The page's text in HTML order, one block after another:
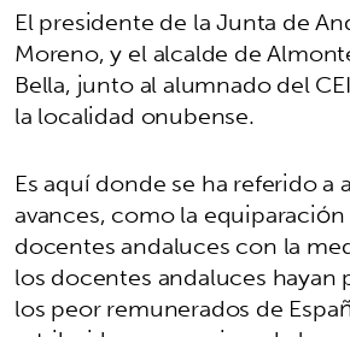
El presidente de la Junta de
Moreno, y el alcalde de
Bella, junto al alumnado del
la localidad onubense.
Es aquí donde se ha referido a
avances, como la
docentes andaluces con la
los docentes andaluces hayan
los peor remunerados de